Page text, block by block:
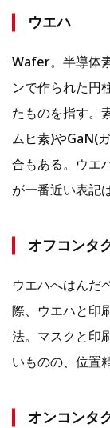
ウエハ
Wafer。半導体
ンで作られた円
たものを指す。
ムヒ素)やGaN(
合もある。ウエ
が一番近い表記
オフコンタ
ウエハへはんだ
際、ウエハと印
法。マスクと印
いものの、位置
オンコンタ